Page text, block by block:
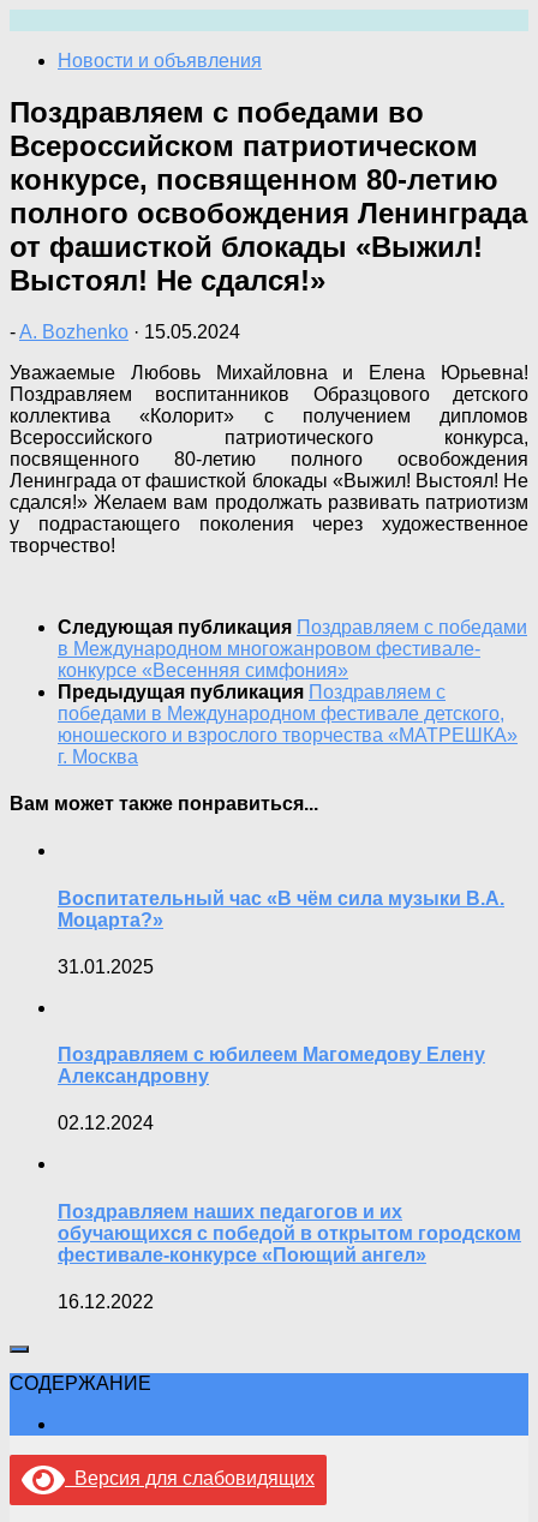
содержимому
Новости и объявления
Поздравляем с победами во
Всероссийском патриотическом
конкурсе, посвященном 80-летию
полного освобождения Ленинграда
от фашисткой блокады «Выжил!
Выстоял! Не сдался!»
-A. Bozhenko · 15.05.2024
Уважаемые Любовь Михайловна и Елена Юрьевна!
Поздравляем воспитанников Образцового детского
коллектива «Колорит» с получением дипломов
Всероссийского патриотического конкурса,
посвященного 80-летию полного освобождения
Ленинграда от фашисткой блокады «Выжил! Выстоял! Не
сдался!» Желаем вам продолжать развивать патриотизм
у подрастающего поколения через художественное
творчество!
Следующая публикация Поздравляем с победами
в Международном многожанровом фестивале-
конкурсе «Весенняя симфония»
Предыдущая публикация Поздравляем с
победами в Международном фестивале детского,
юношеского и взрослого творчества «МАТРЕШКА»
г. Москва
Вам может также понравиться...
Воспитательный час «В чём сила музыки В.А.
Моцарта?»
31.01.2025
Поздравляем с юбилеем Магомедову Елену
Александровну
02.12.2024
Поздравляем наших педагогов и их
обучающихся с победой в открытом городском
фестивале-конкурсе «Поющий ангел»
16.12.2022
СОДЕРЖАНИЕ
Версия для слабовидящих